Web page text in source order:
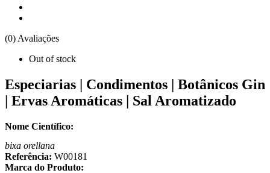
(0) Avaliações
Out of stock
Especiarias | Condimentos | Botânicos Gin
| Ervas Aromáticas | Sal Aromatizado
Nome Científico:
bixa orellana
Referência: W00181
Marca do Produto: